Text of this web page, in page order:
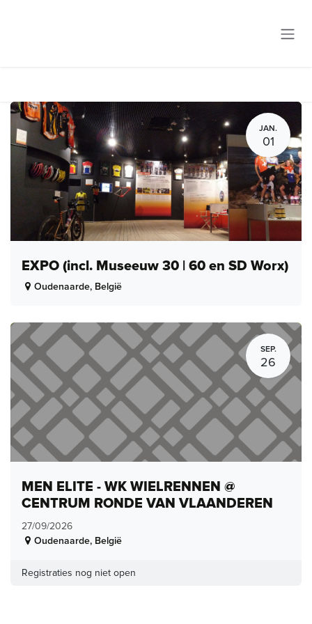
JAN.
01
EXPO (incl. Museeuw 30 | 60 en SD Worx)
Oudenaarde, België
SEP.
26
MEN ELITE - WK WIELRENNEN @
CENTRUM RONDE VAN VLAANDEREN
27/09/2026
Oudenaarde, België
Registraties nog niet open